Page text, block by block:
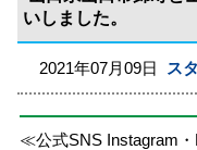
いしました。
2021年07月09日 ス
≪公式SNS Instagram